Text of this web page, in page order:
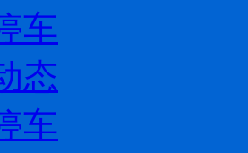
车
态
车